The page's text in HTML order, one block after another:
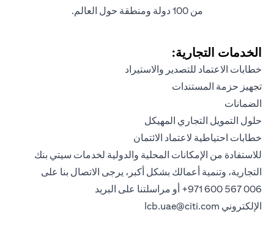
من 100 دولة ومنطقة حول العالم.
الخدمات التجارية:
خطابات الاعتماد للتصدير والاستيراد
تجهيز حزمة المستندات
الضمانات
حلول التمويل التجاري المهيكل
خطابات احتياطية لاعتماد الائتمان
للاستفادة من الإمكانات المحلية والدولية لخدمات سيتي بنك
التجارية، وتنمية أعمالك بشكل أكبر، يرجى الاتصال بنا على
971 600 567 006+ أو مراسلتنا على البريد
الإلكتروني lcb.uae@citi.com